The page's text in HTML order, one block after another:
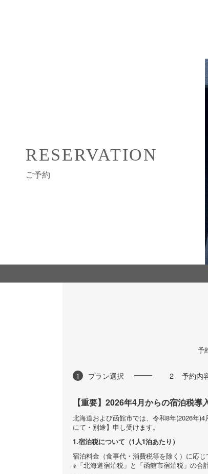
RESERVATION
ご予約
予
1 プラン選択 2 予約内
【重要】2026年4月からの宿泊税
北海道および函館市では、令和8年(2026年
にて・別途】申し受けます。
1.宿泊税について（1人1泊あたり）
宿泊料金（食事代・消費税等を除く）に応じ
※「北海道宿泊税」と「函館市宿泊税」の合